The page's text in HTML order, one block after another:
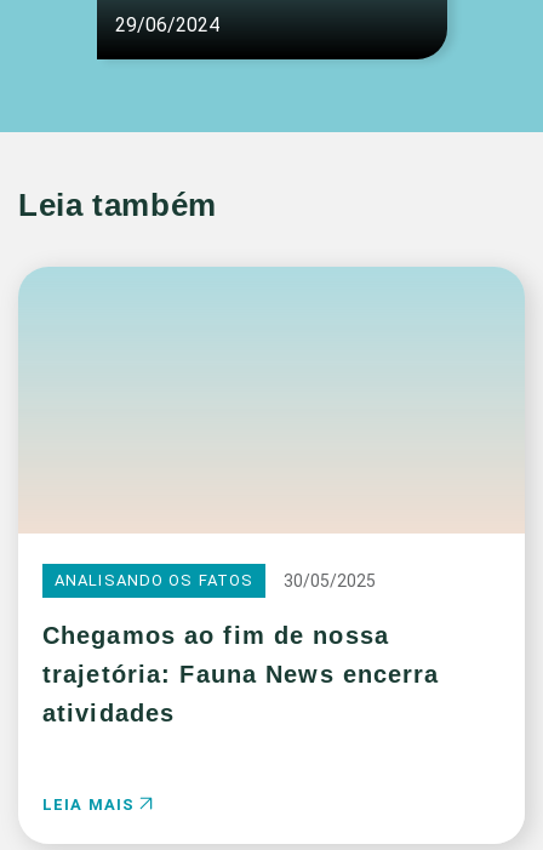
29/06/2024
Leia também
ANALISANDO OS FATOS 30/05/2025
Chegamos ao fim de nossa
trajetória: Fauna News encerra
atividades
LEIA MAIS